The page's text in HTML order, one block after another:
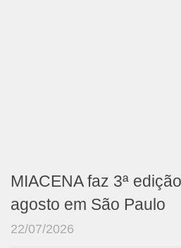
MIACENA faz 3ª
agosto em São Paulo
22/07/2026